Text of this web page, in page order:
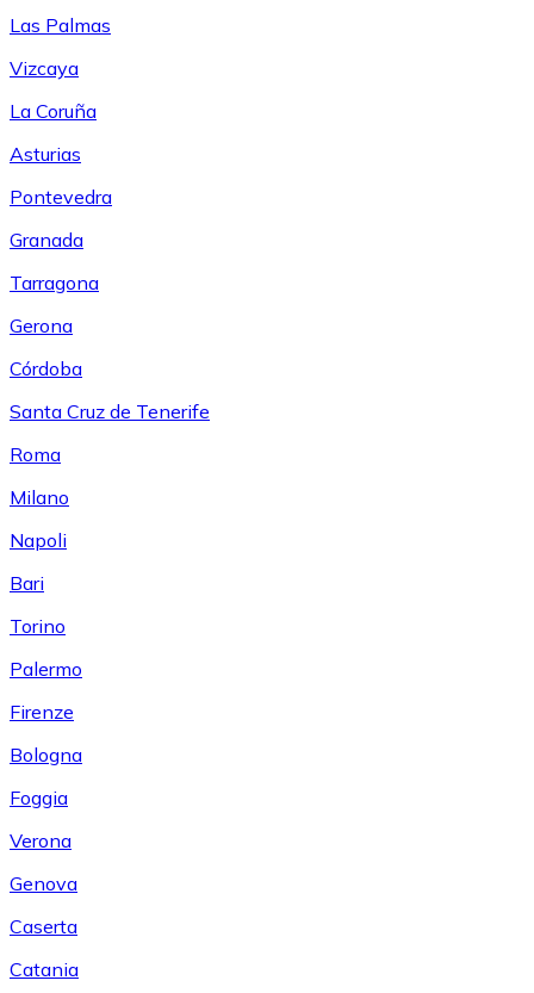
Las Palmas
Vizcaya
La Coruña
Asturias
Pontevedra
Granada
Tarragona
Gerona
Córdoba
Santa Cruz de Tenerife
Roma
Milano
Napoli
Bari
Torino
Palermo
Firenze
Bologna
Foggia
Verona
Genova
Caserta
Catania